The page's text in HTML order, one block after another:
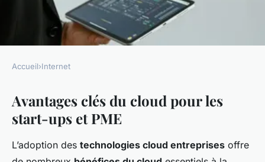
Propulsez Votre Start-Up et
PME vers de Nouveaux
Sommets grâce au Cloud :
Accueil›Internet
Avantages clés du cloud pour les
start-ups et PME
L’adoption des technologies cloud entreprises offre